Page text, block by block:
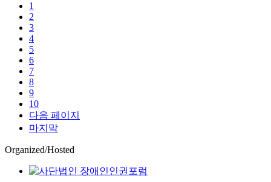
1
2
3
4
5
6
7
8
9
10
다음 페이지
마지막
Organized/Hosted